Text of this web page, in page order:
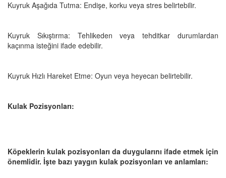
Kuyruk Aşağıda Tutma: Endişe, korku veya stres belirtebilir.
Kuyruk Sıkıştırma: Tehlikeden veya tehditkar durumlardan
kaçınma isteğini ifade edebilir.
Kuyruk Hızlı Hareket Etme: Oyun veya heyecan belirtebilir.
Kulak Pozisyonları:
Köpeklerin kulak pozisyonları da duygularını ifade etmek için
önemlidir. İşte bazı yaygın kulak pozisyonları ve anlamları: